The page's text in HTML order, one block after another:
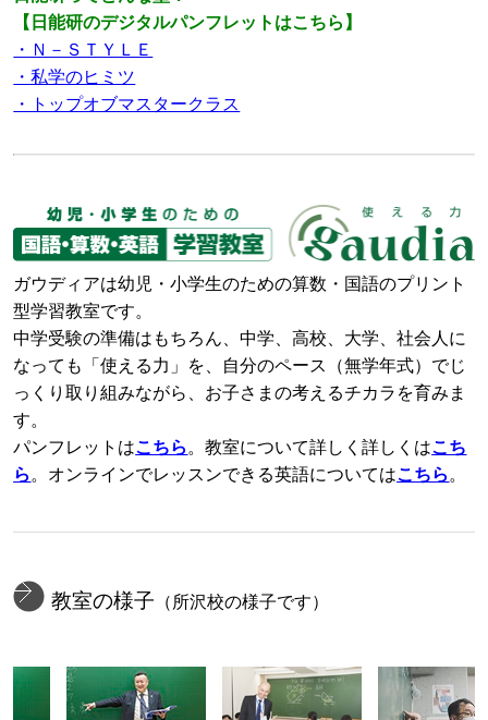
【日能研のデジタルパンフレットはこちら】
・Ｎ－ＳＴＹＬＥ
・私学のヒミツ
・トップオブマスタークラス
ガウディアは幼児・小学生のための算数・国語のプリント
型学習教室です。
中学受験の準備はもちろん、中学、高校、大学、社会人に
なっても「使える力」を、自分のペース（無学年式）でじ
っくり取り組みながら、お子さまの考えるチカラを育みま
す。
パンフレットはこちら 。教室について詳しく詳しくはこち
ら 。オンラインでレッスンできる英語についてはこちら 。
教室の様子 （所沢校の様子です）